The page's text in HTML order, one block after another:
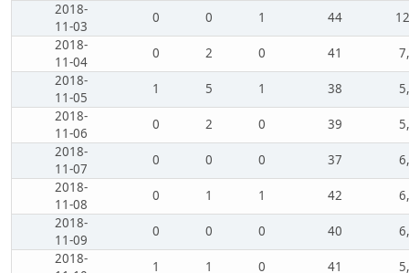
2018-
11-03
0 0 1 44
2018-
11-04
0 2 0 41
2018-
11-05
1 5 1 38
2018-
11-06
0 2 0 39
2018-
11-07
0 0 0 37
2018-
11-08
0 1 1 42
2018-
11-09
0 0 0 40
2018-
1 1 0 41